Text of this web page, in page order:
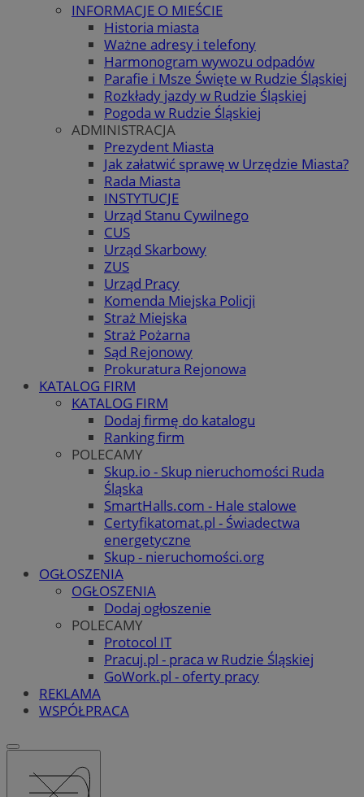
INFORMACJE O MIEŚCIE
Historia miasta
Ważne adresy i telefony
Harmonogram wywozu odpadów
Parafie i Msze Święte w Rudzie Śląskiej
Rozkłady jazdy w Rudzie Śląskiej
Pogoda w Rudzie Śląskiej
ADMINISTRACJA
Prezydent Miasta
Jak załatwić sprawę w Urzędzie Miasta?
Rada Miasta
INSTYTUCJE
Urząd Stanu Cywilnego
CUS
Urząd Skarbowy
ZUS
Urząd Pracy
Komenda Miejska Policji
Straż Miejska
Straż Pożarna
Sąd Rejonowy
Prokuratura Rejonowa
KATALOG FIRM
KATALOG FIRM
Dodaj firmę do katalogu
Ranking firm
POLECAMY
Skup.io - Skup nieruchomości Ruda
Śląska
SmartHalls.com - Hale stalowe
Certyfikatomat.pl - Świadectwa
energetyczne
Skup - nieruchomości.org
OGŁOSZENIA
OGŁOSZENIA
Dodaj ogłoszenie
POLECAMY
Protocol IT
Pracuj.pl - praca w Rudzie Śląskiej
GoWork.pl - oferty pracy
REKLAMA
WSPÓŁPRACA